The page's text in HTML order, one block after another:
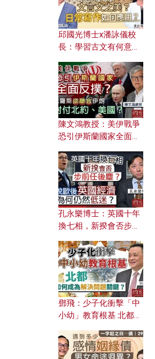
邱國光博士x潘詠儀校
長：學習古文有何意
文之美？ 日常寫作如何
應用？
陳文鴻教授：美伊戰爭
恐引伊斯蘭國家全面反
對付北約美國？
孔永樂博士：英國十年
換七相，新揆會否步前
濟為何仍然低迷？
鄧飛：少子化衝擊「中
小幼」教育根基 北都如